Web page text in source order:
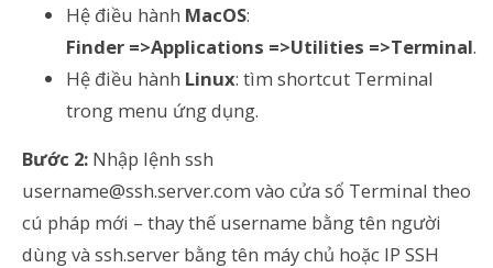
Hệ điều hành MacOS:
Finder =>Applications =>Utilities =>Terminal.
Hệ điều hành Linux: tìm shortcut Terminal
trong menu ứng dụng.
Bước 2: Nhập lệnh ssh
username@ssh.server.com vào cửa sổ Terminal theo
cú pháp mới – thay thế username bằng tên người
dùng và ssh.server bằng tên máy chủ hoặc IP SSH